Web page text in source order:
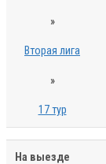
»
Вторая лига
»
17 тур
На выезде